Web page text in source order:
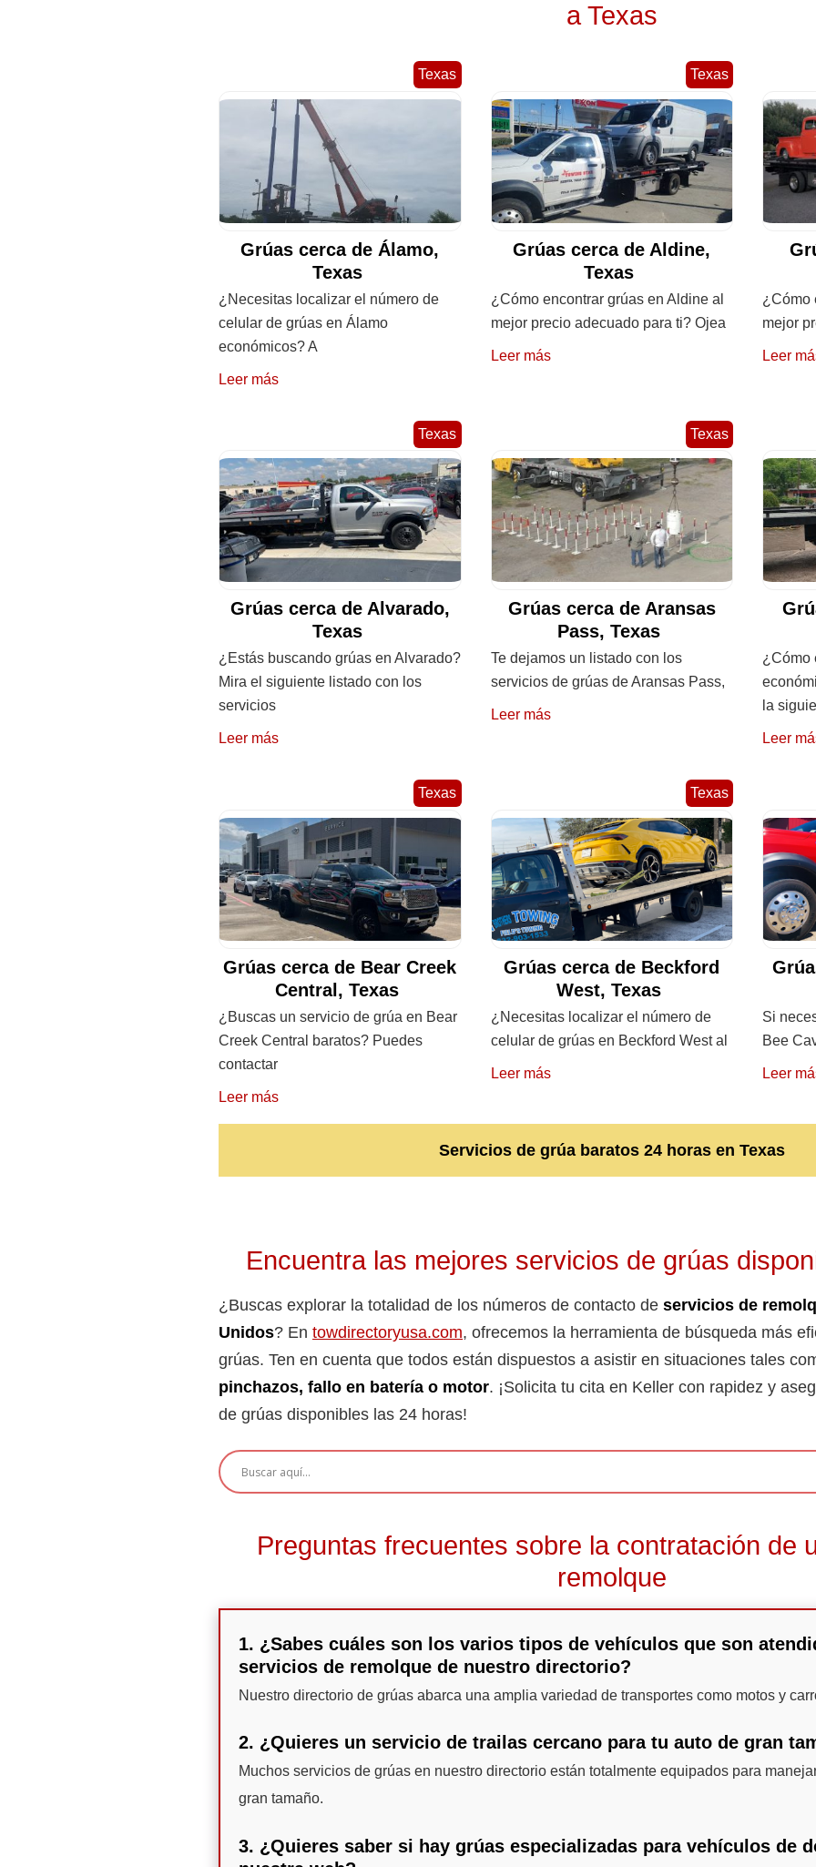
a Texas
Texas
Grúas cerca de Álamo,
Texas
¿Necesitas localizar el número de
celular de grúas en Álamo
económicos? A
Leer más
Texas
Grúas cerca de Aldine,
Texas
¿Cómo encontrar grúas en Aldine al
mejor precio adecuado para ti? Ojea
Leer más
¿Cómo
mejor
Leer
Texas
Grúas cerca de Alvarado,
Texas
¿Estás buscando grúas en Alvarado?
Mira el siguiente listado con los
servicios
Leer más
Texas
Grúas cerca de Aransas
Pass, Texas
Te dejamos un listado con los
servicios de grúas de Aransas Pass,
Leer más
¿Cómo
la
Leer
Texas
Grúas cerca de Bear Creek
Central, Texas
¿Buscas un servicio de grúa en Bear
Creek Central baratos? Puedes
contactar
Leer más
Texas
Grúas cerca de Beckford
West, Texas
¿Necesitas localizar el número de
celular de grúas en Beckford West al
Leer más
Si
Bee
Leer
Servicios de grúa baratos 24 horas en Texas
Encuentra las mejores servicios de grúas
¿Buscas explorar la totalidad de los números de contacto de servicios de
Unidos? En towdirectoryusa.com, ofrecemos la herramienta de búsqueda más
grúas. Ten en cuenta que todos están dispuestos a asistir en situaciones tales
pinchazos, fallo en batería o motor. ¡Solicita tu cita en Keller con rapidez y
de grúas disponibles las 24 horas!
Preguntas frecuentes sobre la contratación de
remolque
1. ¿Sabes cuáles son los varios tipos de vehículos que son
servicios de remolque de nuestro directorio?
Nuestro directorio de grúas abarca una amplia variedad de transportes como motos y
2. ¿Quieres un servicio de trailas cercano para tu auto de gran
Muchos servicios de grúas en nuestro directorio están totalmente equipados para
gran tamaño.
3. ¿Quieres saber si hay grúas especializadas para vehículos de